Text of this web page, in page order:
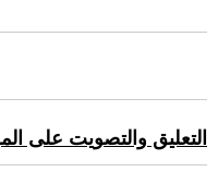
التعليق والتصويت على